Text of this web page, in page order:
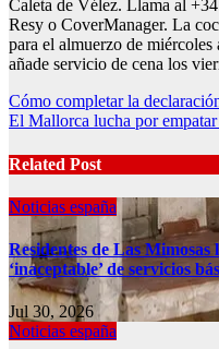
Caleta de Vélez. Llama al
Resy o CoverManager. La
para el almuerzo de
añade servicio de cena los
Post
navigation
Cómo completar la
El Mallorca lucha por empatar
Related Post
Noticias españa
Residentes de Las
‘inaceptable’ de servicios
Jul 30, 2026
Noticias españa